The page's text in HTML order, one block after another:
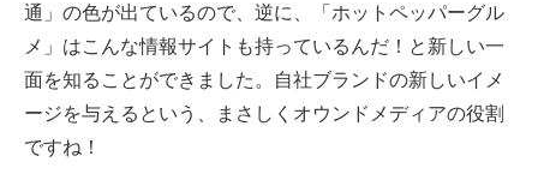
通」の色が出ているので、逆に、「ホットペッパーグル
メ」はこんな情報サイトも持っているんだ！と新しい一
面を知ることができました。自社ブランドの新しいイメ
ージを与えるという、まさしくオウンドメディアの役割
ですね！